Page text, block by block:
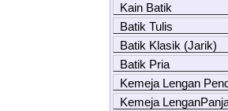
Kain Batik
Batik Tulis
Batik Klasik (Jarik)
Batik Pria
Kemeja Lengan
Kemeja